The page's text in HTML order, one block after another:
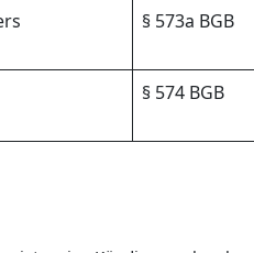
§ 573a BGB
§ 574 BGB